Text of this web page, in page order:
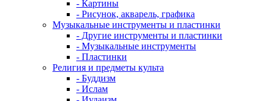
- Картины
- Рисунок, акварель, графика
Музыкальные инструменты и пластинки
- Другие инструменты и пластинки
- Музыкальные инструменты
- Пластинки
Религия и предметы культа
- Буддизм
- Ислам